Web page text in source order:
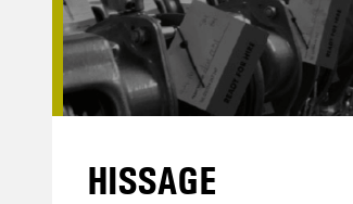
HISSAGE